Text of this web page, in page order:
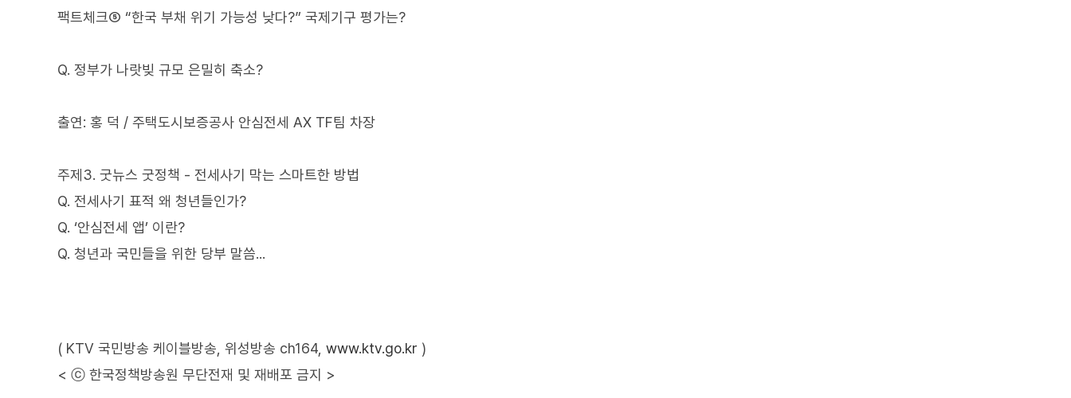
팩트체크⑤ “한국 부채 위기 가능성 낮다?” 국제기구 평가는?
Q. 정부가 나랏빚 규모 은밀히 축소?
출연: 홍 덕 / 주택도시보증공사 안심전세 AX TF팀 차장
주제3. 굿뉴스 굿정책 - 전세사기 막는 스마트한 방법
Q. 전세사기 표적 왜 청년들인가?
Q. ‘안심전세 앱’ 이란?
Q. 청년과 국민들을 위한 당부 말씀...
( KTV 국민방송 케이블방송, 위성방송 ch164, www.ktv.go.kr )
< ⓒ 한국정책방송원 무단전재 및 재배포 금지 >